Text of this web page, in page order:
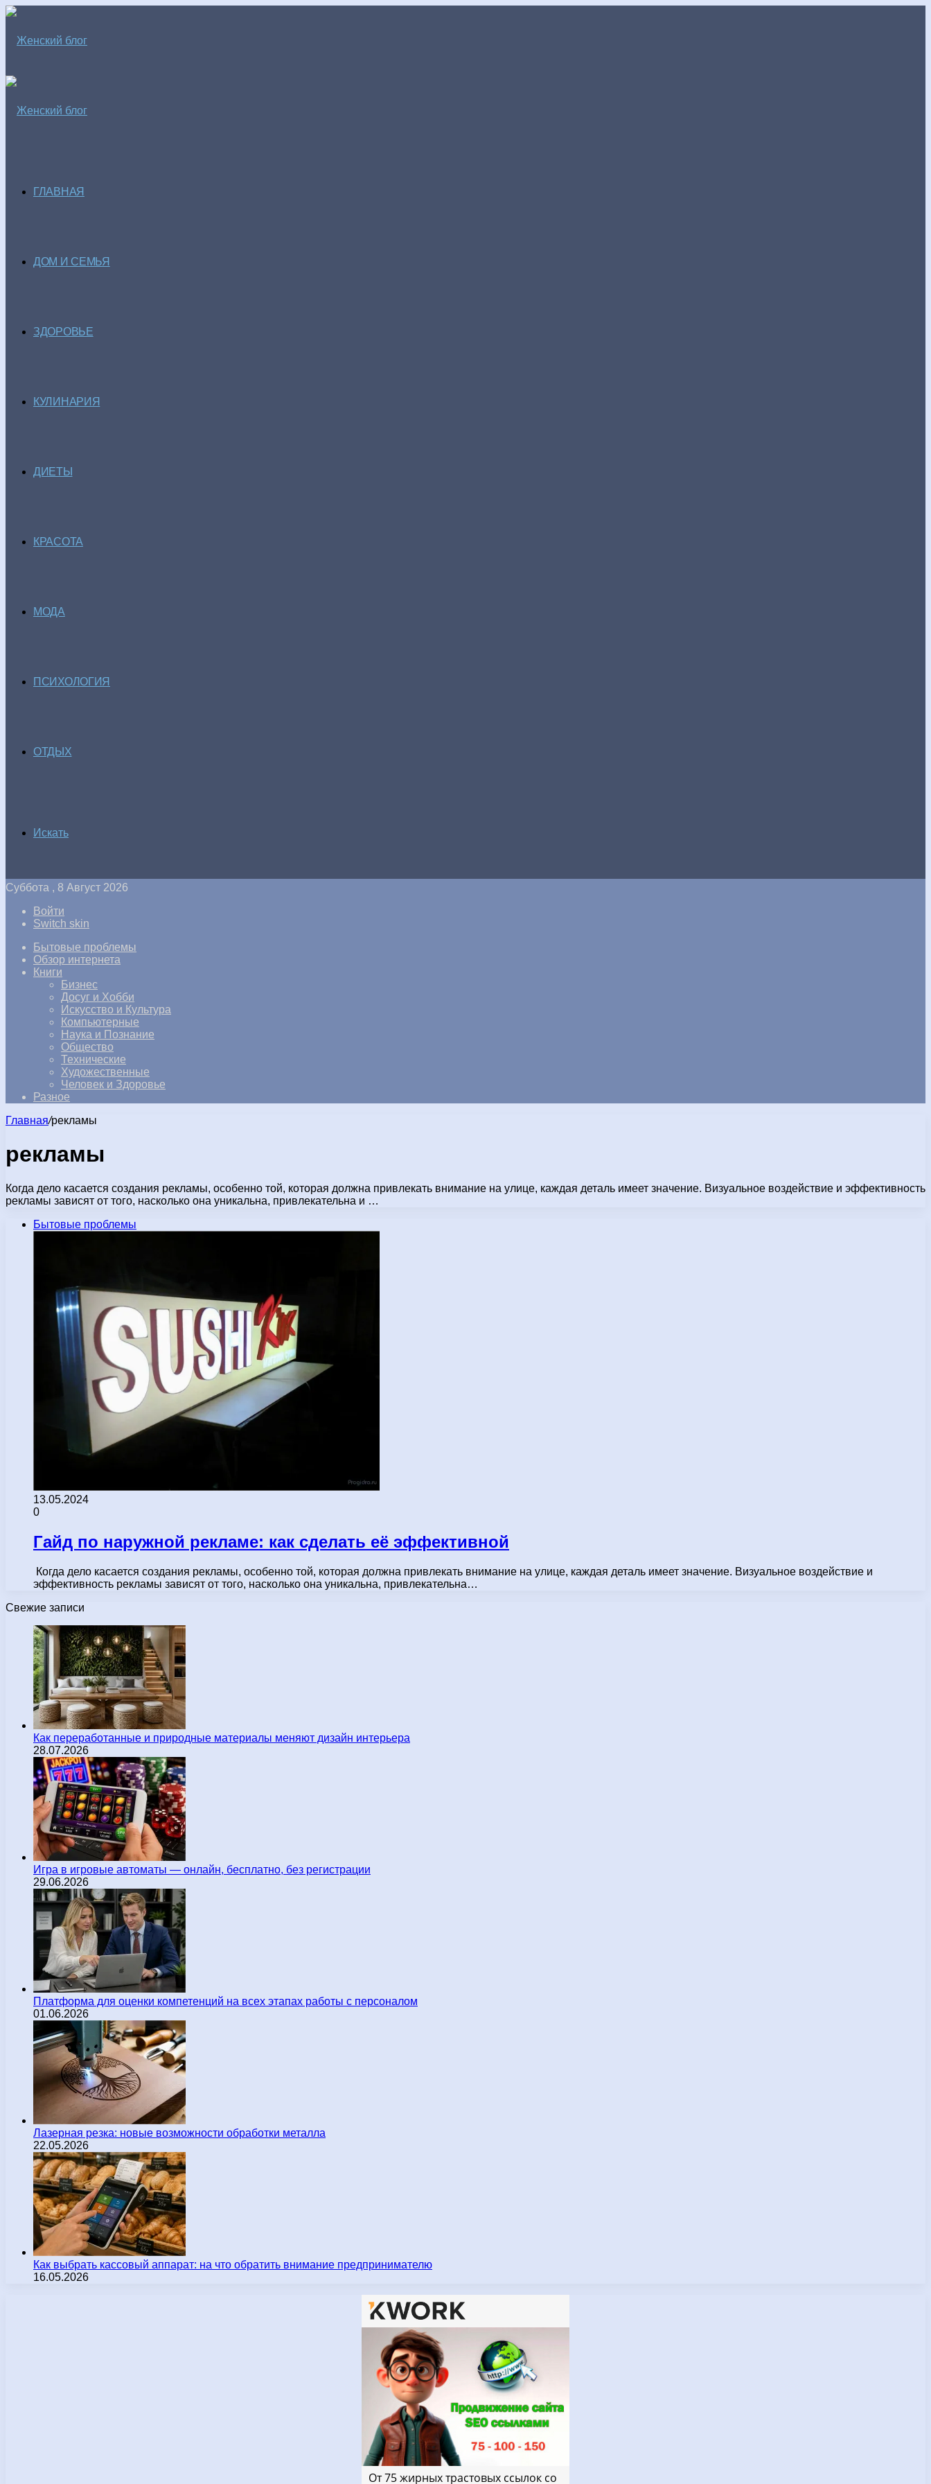
ГЛАВНАЯ
ДОМ И СЕМЬЯ
ЗДОРОВЬЕ
КУЛИНАРИЯ
ДИЕТЫ
КРАСОТА
МОДА
ПСИХОЛОГИЯ
ОТДЫХ
Искать
Суббота , 8 Август 2026
Войти
Switch skin
Бытовые проблемы
Обзор интернета
Книги
Бизнес
Досуг и Хобби
Искусство и Культура
Компьютерные
Наука и Познание
Общество
Технические
Художественные
Человек и Здоровье
Разное
Главная/рекламы
рекламы
Когда дело касается создания рекламы, особенно той, которая должна привлекать внимание на улице, каждая деталь имеет значение. Визуальное воздействие и эффективность
рекламы зависят от того, насколько она уникальна, привлекательна и …
Бытовые проблемы
13.05.2024
0
Гайд по наружной рекламе: как сделать её эффективной
Когда дело касается создания рекламы, особенно той, которая должна привлекать внимание на улице, каждая деталь имеет значение. Визуальное воздействие и
эффективность рекламы зависят от того, насколько она уникальна, привлекательна…
Свежие записи
Как переработанные и природные материалы меняют дизайн интерьера
28.07.2026
Игра в игровые автоматы — онлайн, бесплатно, без регистрации
29.06.2026
Платформа для оценки компетенций на всех этапах работы с персоналом
01.06.2026
Лазерная резка: новые возможности обработки металла
22.05.2026
Как выбрать кассовый аппарат: на что обратить внимание предпринимателю
16.05.2026